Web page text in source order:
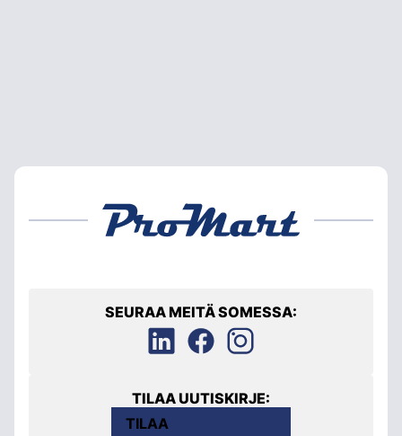
SEURAA MEITÄ SOMESSA:
TILAA UUTISKIRJE:
TILAA